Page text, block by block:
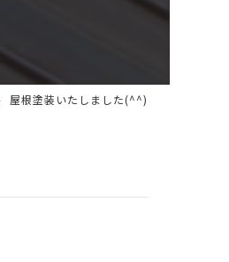
屋根塗装いたしました(^^)